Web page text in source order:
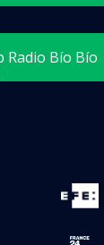
Radio Bío Bío